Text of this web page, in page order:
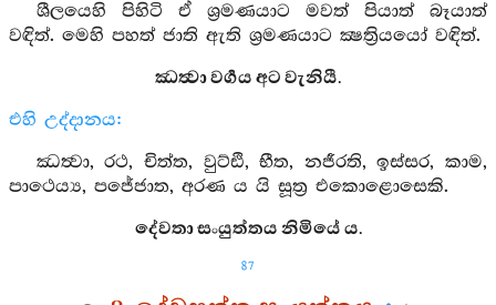
ශීලයෙහි පිහිටි ඒ ශ්‍රමණයාට මවත් පියාත් බෑයාත්
වඳිත්. මෙහි පහත් ජාති ඇති ශ්‍රමණයාට ක්‍ෂත්‍රියයෝ වඳිත්.
ඣත්‍වා වර්‍ගය අට වැනියී.
එහි උද්දානය:
ඣත්‍වා, රථ, චිත්ත, වුට්ඪි, භීත, නජීරති, ඉස්සර, කාම,
පාථෙය්‍ය, පජේජාත, අරණ ය යි සූත්‍ර එකොළොසෙකි.
දේවතා සංයුත්තය නිමියේ ය.
87